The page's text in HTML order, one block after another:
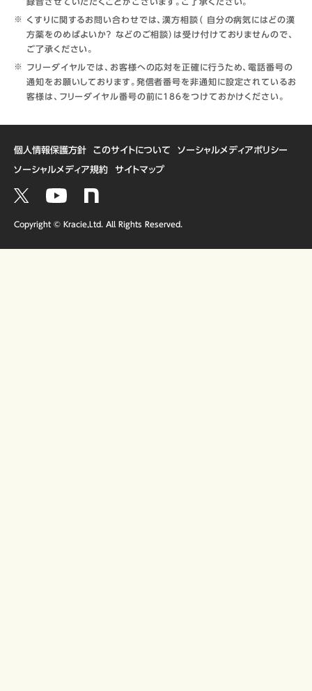
くすりに関するお問い合わせでは、漢方相談（ 自分の病気にはどの漢
方薬をのめばよいか？ などのご相談）は受け付けておりませんので、
ご了承ください。
フリーダイヤルでは、お客様への応対を正確に行うため、電話番号の
通知をお願いしております。発信者番号を非通知に設定されているお
客様は、フリーダイヤル番号の前に186をつけておかけください。
個人情報保護方針 このサイトについて ソーシャルメディアポリシー
ソーシャルメディア規約 サイトマップ
Copyright © Kracie,Ltd. All Rights Reserved.